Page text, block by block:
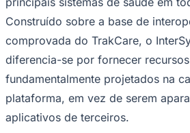
comprovada do TrakCare, o
diferencia-se por fornecer recursos
fundamentalmente projetados na
plataforma, em vez de serem
aplicativos de terceiros.
"As organizações de saúde estão